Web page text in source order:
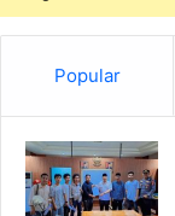
Popular